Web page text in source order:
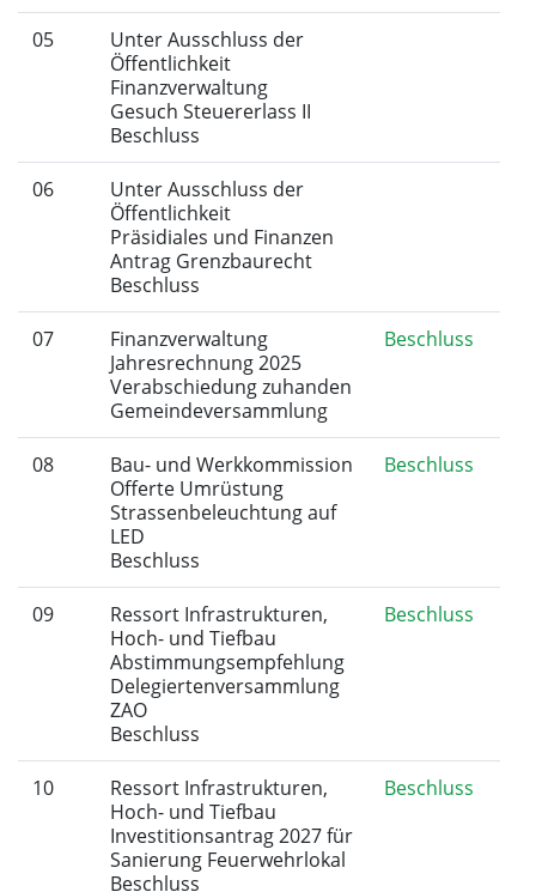
05
Unter Ausschluss der
Öffentlichkeit
Finanzverwaltung
Gesuch Steuererlass II
Beschluss
06
Unter Ausschluss der
Öffentlichkeit
Präsidiales und Finanzen
Antrag Grenzbaurecht
Beschluss
07
Finanzverwaltung
Jahresrechnung 2025
Verabschiedung zuhanden
Gemeindeversammlung
Beschluss
08
Bau- und Werkkommission
Offerte Umrüstung
Strassenbeleuchtung auf
LED
Beschluss
Beschluss
09
Ressort Infrastrukturen,
Hoch- und Tiefbau
Abstimmungsempfehlung
Delegiertenversammlung
ZAO
Beschluss
Beschluss
10
Ressort Infrastrukturen,
Hoch- und Tiefbau
Investitionsantrag 2027 für
Sanierung Feuerwehrlokal
Beschluss
Beschluss